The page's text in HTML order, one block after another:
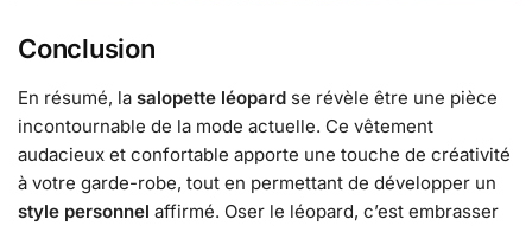
Conclusion
En résumé, la salopette léopard se révèle être une pièce
incontournable de la mode actuelle. Ce vêtement
audacieux et confortable apporte une touche de créativité
à votre garde-robe, tout en permettant de développer un
style personnel affirmé. Oser le léopard, c’est embrasser